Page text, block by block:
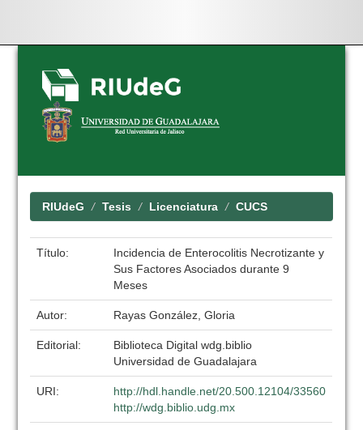
Skip
navigation
RIUdeG Tesis Licenciatura CUCS
Título:
Incidencia de Enterocolitis Necrotizante y
Sus Factores Asociados durante 9
Meses
Autor: Rayas González, Gloria
Editorial:
Biblioteca Digital wdg.biblio
Universidad de Guadalajara
URI:
http://hdl.handle.net/20.500.12104/33560
http://wdg.biblio.udg.mx